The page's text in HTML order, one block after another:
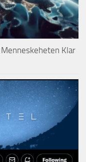
Klar